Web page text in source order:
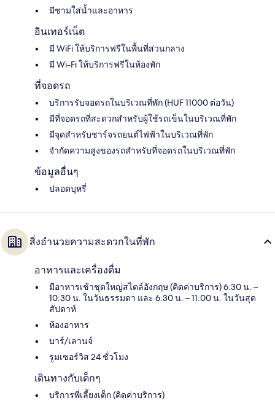
มีชามใส่น้ำและอาหาร
อินเทอร์เน็ต
มี WiFi ให้บริการฟรีในพื้นที่ส่วนกลาง
มี Wi-Fi ให้บริการฟรีในห้องพัก
ที่จอดรถ
บริการรับจอดรถในบริเวณที่พัก (HUF 11000 ต่อวัน)
มีที่จอดรถที่สะดวกสำหรับผู้ใช้รถเข็นในบริเวณที่พัก
มีจุดสำหรับชาร์จรถยนต์ไฟฟ้าในบริเวณที่พัก
จำกัดความสูงของรถสำหรับที่จอดรถในบริเวณที่พัก
ข้อมูลอื่นๆ
ปลอดบุหรี่
สิ่งอำนวยความสะดวกในที่พัก
อาหารและเครื่องดื่ม
มีอาหารเช้าชุดใหญ่สไตล์อังกฤษ (คิดค่าบริการ) 6:30 น. –
10:30 น. ในวันธรรมดา และ 6:30 น. – 11:00 น. ในวันสุด
สัปดาห์
ห้องอาหาร
บาร์/เลานจ์
รูมเซอร์วิส 24 ชั่วโมง
เดินทางกับเด็กๆ
บริการพี่เลี้ยงเด็ก (คิดค่าบริการ)